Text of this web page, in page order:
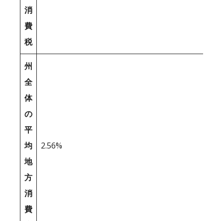
消
費
税
州
全
体
の
平
均
地
方
消
費
2.56%